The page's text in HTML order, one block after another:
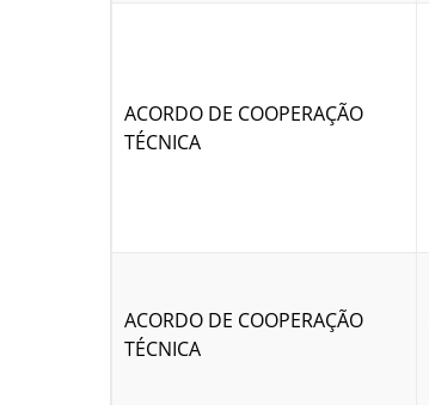
ACORDO DE COOPERAÇÃO
TÉCNICA
ACORDO DE COOPERAÇÃO
TÉCNICA